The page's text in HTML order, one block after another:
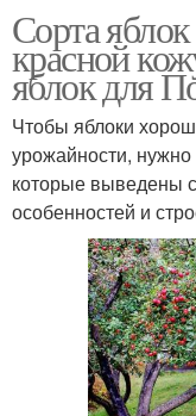
Сорта
красной
яблок для
Чтобы яблоки
урожайности,
которые выведены
особенностей и